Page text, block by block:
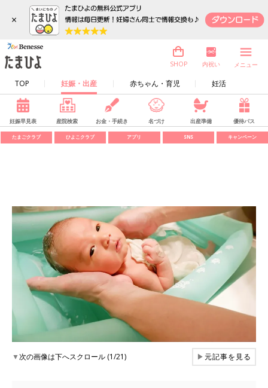
×
TOP 妊娠・出産 赤ちゃん・育児 妊活
SHOP 内祝い メニュー
妊娠早見表 産院検索 お金・手続き 名づけ 出産準備 優待パス
たまごクラブ ひよこクラブ アプリ SNS キャンペーン
▼次の画像は下へスクロール (1/21) ▶元記事を見る